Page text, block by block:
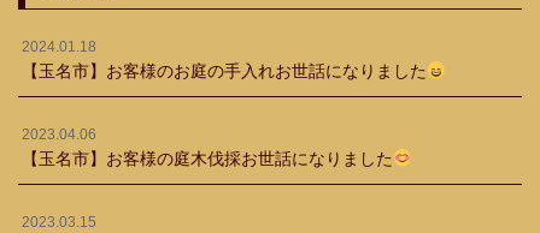
2024.01.18
【玉名市】お客様のお庭の手入れお世話になりました
2023.04.06
【玉名市】お客様の庭木伐採お世話になりました
2023.03.15